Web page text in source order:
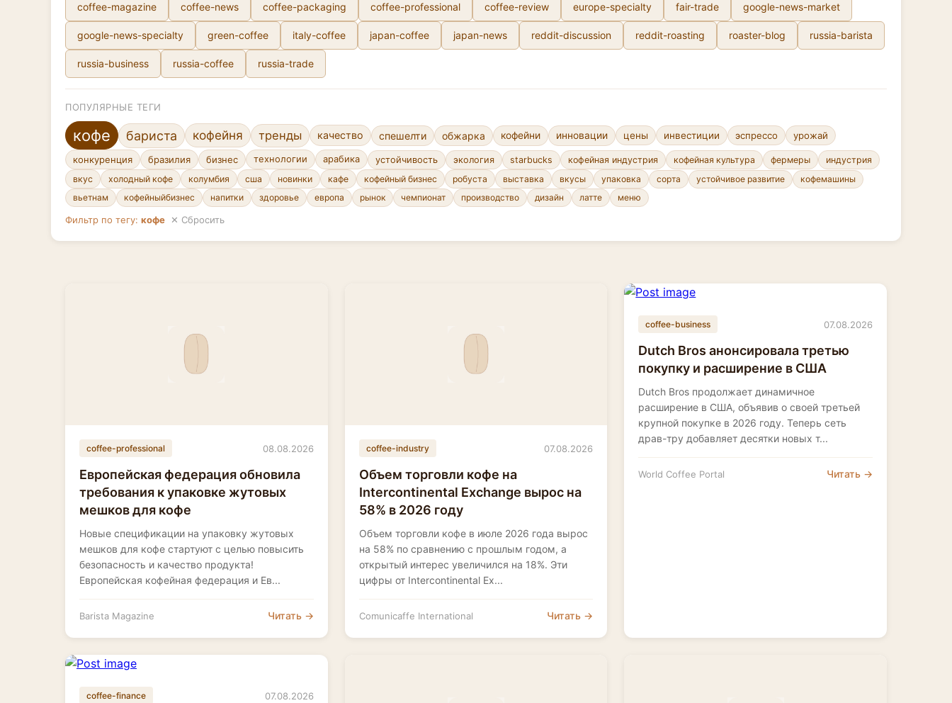
coffee-magazine coffee-news coffee-packaging coffee-professional coffee-review europe-specialty fair-trade google-news-market
google-news-specialty green-coffee italy-coffee japan-coffee japan-news reddit-discussion reddit-roasting roaster-blog russia-barista
russia-business russia-coffee russia-trade
ПОПУЛЯРНЫЕ ТЕГИ
кофе бариста кофейня тренды качество спешелти обжарка кофейни инновации цены инвестиции эспрессо урожай
конкуренция бразилия бизнес технологии арабика устойчивость экология starbucks кофейная индустрия кофейная культура фермеры
индустрия
вкус
холодный кофе колумбия сша новинки кафе кофейный бизнес робуста выставка вкусы упаковка сорта устойчивое развитие
кофемашины
вьетнам
кофейныйбизнес напитки здоровье европа рынок чемпионат производство дизайн латте меню
Фильтр по тегу: кофе ✕ Сбросить
coffee-professional 08.08.2026
Европейская федерация обновила
требования к упаковке жутовых
мешков для кофе
Новые спецификации на упаковку жутовых
мешков для кофе стартуют с целью повысить
безопасность и качество продукта!
Европейская кофейная федерация и Ев...
Barista Magazine Читать →
coffee-industry 07.08.2026
Объем торговли кофе на
Intercontinental Exchange вырос на
58% в 2026 году
Объем торговли кофе в июле 2026 года вырос
на 58% по сравнению с прошлым годом, а
открытый интерес увеличился на 18%. Эти
цифры от Intercontinental Ex...
Comunicaffe International Читать →
coffee-business 07.08.2026
Dutch Bros анонсировала третью
покупку и расширение в США
Dutch Bros продолжает динамичное
расширение в США, объявив о своей третьей
крупной покупке в 2026 году. Теперь сеть
драв-тру добавляет десятки новых т...
World Coffee Portal Читать →
coffee-finance 07.08.2026